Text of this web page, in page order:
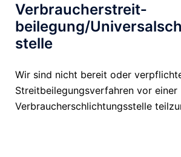
Verbraucher­streit­
beilegung/
stelle
Wir sind nicht bereit oder
Streitbeilegungsverfahren vor einer
Verbraucherschlichtungsstelle